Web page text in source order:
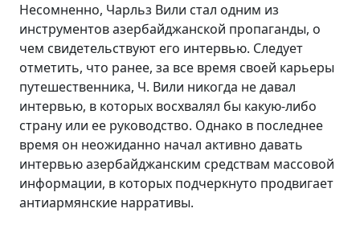
Несомненно, Чарльз Вили стал одним из
инструментов азербайджанской пропаганды, о
чем свидетельствуют его интервью. Следует
отметить, что ранее, за все время своей карьеры
путешественника, Ч. Вили никогда не давал
интервью, в которых восхвалял бы какую-либо
страну или ее руководство. Однако в последнее
время он неожиданно начал активно давать
интервью азербайджанским средствам массовой
информации, в которых подчеркнуто продвигает
антиармянские нарративы.